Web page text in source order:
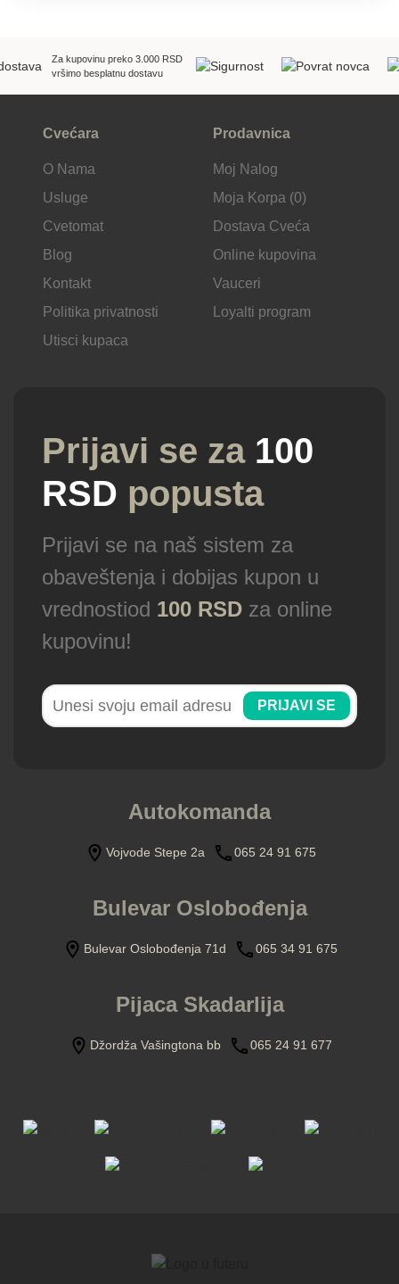
Za kupovinu preko 3.000 RSD
vršimo besplatnu dostavu
Cvećara
O Nama
Usluge
Cvetomat
Blog
Kontakt
Politika privatnosti
Utisci kupaca
Prodavnica
Moj Nalog
Moja Korpa (0)
Dostava Cveća
Online kupovina
Vauceri
Loyalti program
Prijavi se za 100
RSD popusta
Prijavi se na naš sistem za
obaveštenja i dobijas kupon u
vrednostiod 100 RSD za online
kupovinu!
PRIJAVI SE
Autokomanda
Vojvode Stepe 2a 065 24 91 675
Bulevar Oslobođenja
Bulevar Oslobođenja 71d 065 34 91 675
Pijaca Skadarlija
Džordža Vašingtona bb 065 24 91 677